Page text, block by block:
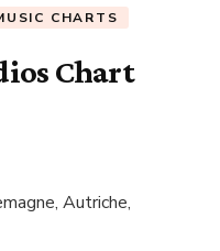
CHARTS
Chart
Autriche,